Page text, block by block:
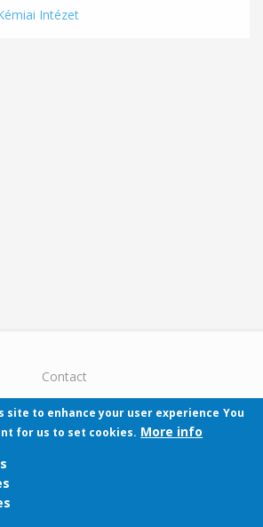
Intézet
Contact
| Kancellária |
Igazgatóság 2019.
site to enhance your user experience You
for us to set cookies. More info